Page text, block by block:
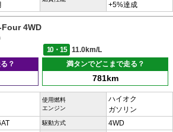
+5%達成
Four 4WD
10・15
11.0km/L
？
満タンでどこまで走る？
781km
使用燃料
エンジン
ハイオク
ガソリン
駆動方式 4WD